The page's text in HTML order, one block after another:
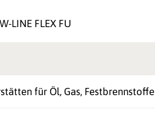
LINE FLEX FU
für Öl, Gas, Festbrennstoffe